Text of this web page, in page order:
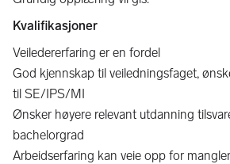
Kvalifikasjoner
Veiledererfaring er en fordel
God kjennskap til veiledningsfaget,
til SE/IPS/MI
Ønsker høyere relevant utdanning
bachelorgrad
Arbeidserfaring kan veie opp for